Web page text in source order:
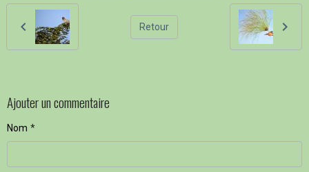
Retour
Ajouter un commentaire
Nom